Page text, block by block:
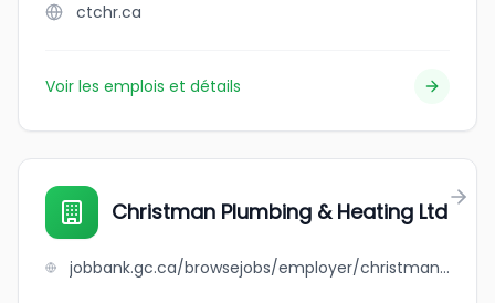
ctchr.ca
Voir les emplois et détails
Christman Plumbing & Heating Ltd
jobbank.gc.ca/browsejobs/employer/christman+plumbing+%26+heating+ltd/ca